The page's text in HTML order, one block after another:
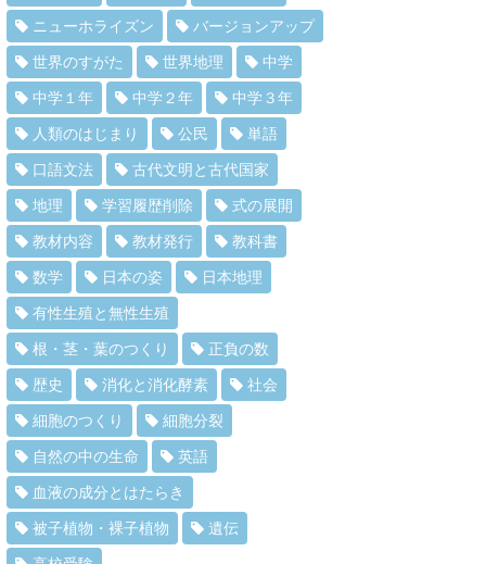
ニューホライズン バージョンアップ
世界のすがた 世界地理 中学
中学１年 中学２年 中学３年
人類のはじまり 公民 単語
口語文法 古代文明と古代国家
地理 学習履歴削除 式の展開
教材内容 教材発行 教科書
数学 日本の姿 日本地理
有性生殖と無性生殖
根・茎・葉のつくり 正負の数
歴史 消化と消化酵素 社会
細胞のつくり 細胞分裂
自然の中の生命 英語
血液の成分とはたらき
被子植物・裸子植物 遺伝